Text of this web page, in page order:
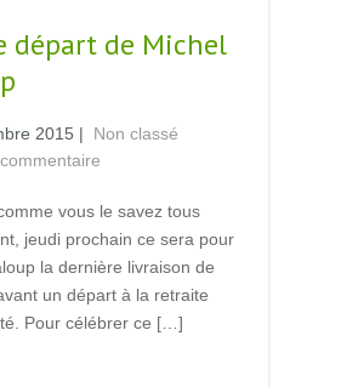
départ de Michel
2015 | Non classé
vous le savez tous
jeudi prochain ce sera pour
la dernière livraison de
un départ à la retraite
Pour célébrer ce […]